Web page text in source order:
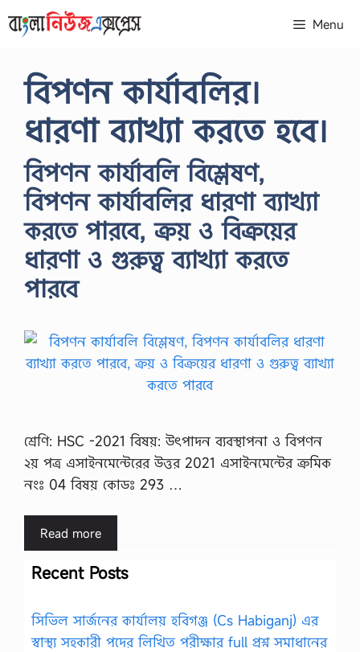
to
Menu
বিপণন কার্যাবলির।
ধারণা ব্যাখ্যা করতে হবে।
বিপণন কার্যাবলি বিশ্লেষণ,
বিপণন কার্যাবলির ধারণা ব্যাখ্যা
করতে পারবে, ক্রয় ও বিক্রয়ের
ধারণা ও গুরুত্ব ব্যাখ্যা করতে
পারবে
শ্রেণি: HSC -2021 বিষয়: উৎপাদন ব্যবস্থাপনা ও বিপণন
২য় পত্র এসাইনমেন্টেরের উত্তর 2021 এসাইনমেন্টের ক্রমিক
নংঃ 04 বিষয় কোডঃ 293 …
Read more
Recent Posts
সিভিল সার্জনের কার্যালয় হবিগঞ্জ (Cs Habiganj) এর
স্বাস্থ্য সহকারী পদের লিখিত পরীক্ষার full প্রশ্ন সমাধানের